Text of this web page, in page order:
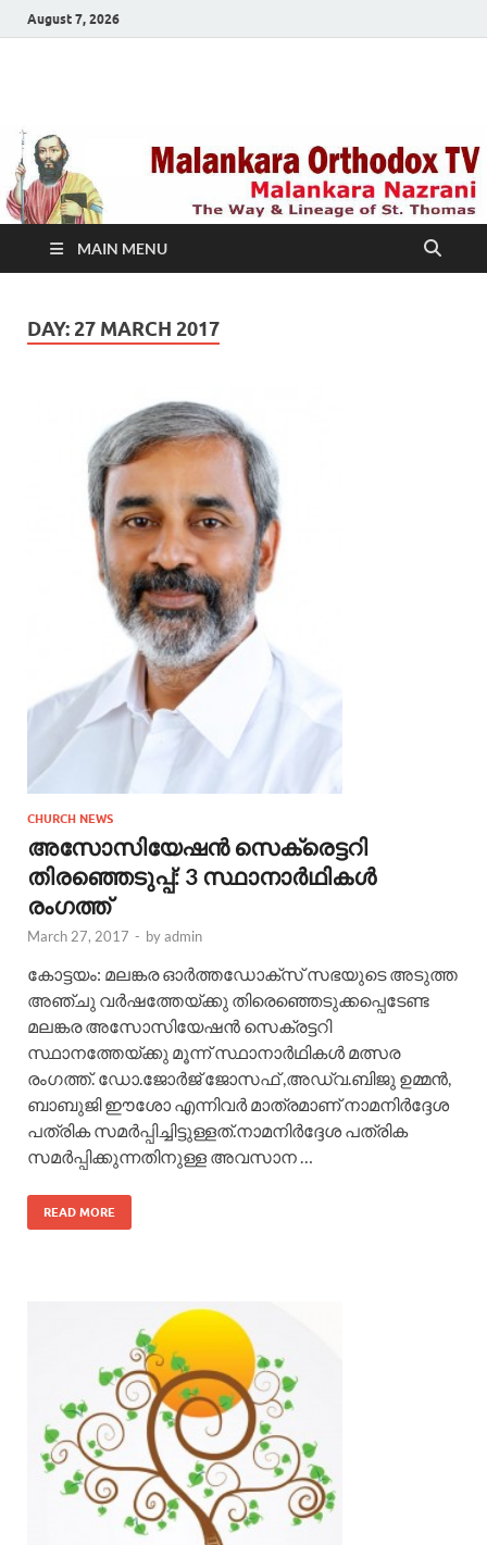
August 7, 2026
TV
MAIN MENU
DAY:27 MARCH 2017
CHURCH NEWS
അസോസിയേഷന്‍ സെക്രെട്ടറി
തിരഞ്ഞെടുപ്പ്: 3 സ്ഥാനാര്‍ഥികള്‍
രംഗത്ത്
March 27, 2017 - byadmin
കോട്ടയം: മലങ്കര ഓര്‍ത്തഡോക്സ് സഭയുടെ അടുത്ത
അഞ്ചു വര്‍ഷത്തേയ്ക്കു തിരെഞ്ഞെടുക്കപ്പെടേണ്ട
മലങ്കര അസോസിയേഷന്‍ സെക്രട്ടറി
സ്ഥാനത്തേയ്ക്കു മൂന്ന് സ്ഥാനാര്‍ഥികള്‍ മത്സര
രംഗത്ത്. ഡോ.ജോര്‍ജ് ജോസഫ്‌ ,അഡ്വ.ബിജു ഉമ്മന്‍,
ബാബുജി ഈശോ എന്നിവര്‍ മാത്രമാണ് നാമനിര്‍ദ്ദേശ
പത്രിക സമര്‍പ്പിച്ചിട്ടുള്ളത്‌.നാമനിര്‍ദ്ദേശ പത്രിക
സമര്‍പ്പിക്കുന്നതിനുള്ള അവസാന …
READ MORE